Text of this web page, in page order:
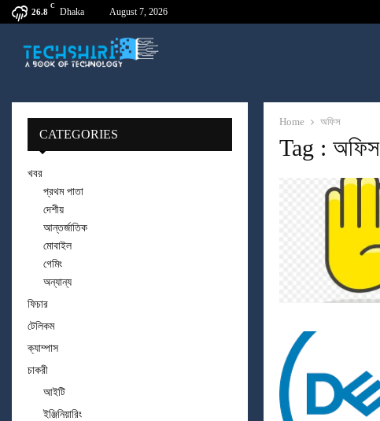
26.8
C
Dhaka August 7, 2026
Home অফিস
Tag : অফিস
CATEGORIES
খবর
প্রথম পাতা
দেশীয়
আন্তর্জাতিক
মোবাইল
গেমিং
অন্যান্য
ফিচার
টেলিকম
ক্যাম্পাস
চাকরী
আইটি
ইঞ্জিনিয়ারিং